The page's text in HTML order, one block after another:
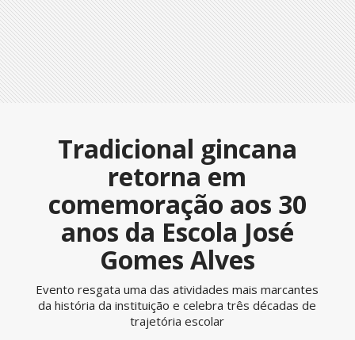
Tradicional gincana
retorna em
comemoração aos 30
anos da Escola José
Gomes Alves
Evento resgata uma das atividades mais marcantes
da história da instituição e celebra três décadas de
trajetória escolar